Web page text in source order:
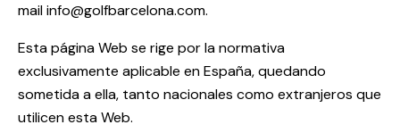
mailinfo@golfbarcelona.com.
Esta página Web se rige por la normativa
exclusivamente aplicable en España, quedando
sometida a ella, tanto nacionales como extranjeros que
utilicen esta Web.